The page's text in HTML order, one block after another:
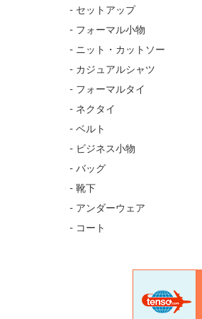
- セットアップ
- フォーマル小物
- ニット・カットソー
- カジュアルシャツ
- フォーマルタイ
- ネクタイ
- ベルト
- ビジネス小物
- バッグ
- 靴下
- アンダーウェア
- コート